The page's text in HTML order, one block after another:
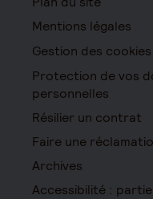
Mentions légales
Gestion des cookies
Protection de vos
personnelles
Résilier un contrat
Faire une
Archives
Accessibilité :